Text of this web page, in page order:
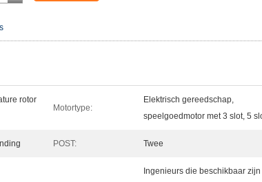
rotor
Motortype:
Elektrisch gereedschap,
speelgoedmotor met 3 slot, 5
POST: Twee
Ingenieurs die beschikbaar